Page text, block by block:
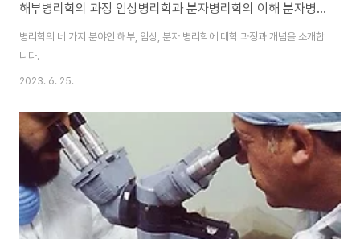
해부병리학의 과정 임상병리학과 분자병리학의 이해 분자병리학의 개념
병리학의 네 가지 분야인 해부, 임상, 분자 병리학에 대학 과정과 개념을 소개합
니다.
2023. 6. 25.